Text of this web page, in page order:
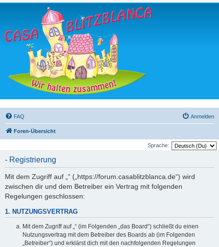
FAQ Anmelden
Foren-Übersicht
Sprache:
- Registrierung
Mit dem Zugriff auf „“ („https://forum.casablitzblanca.de“) wird
zwischen dir und dem Betreiber ein Vertrag mit folgenden
Regelungen geschlossen:
1. NUTZUNGSVERTRAG
Mit dem Zugriff auf „“ (im Folgenden „das Board“) schließt du einen
Nutzungsvertrag mit dem Betreiber des Boards ab (im Folgenden
„Betreiber“) und erklärst dich mit den nachfolgenden Regelungen